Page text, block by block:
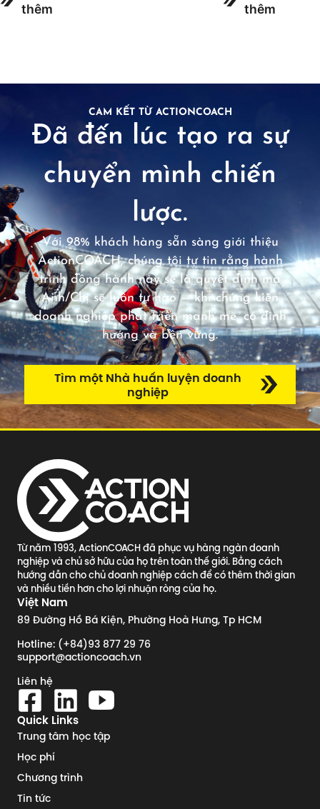
thêm
thêm
CAM KẾT TỪ ACTIONCOACH
Đã đến lúc tạo ra sự
chuyển mình chiến
lược.
Với 98% khách hàng sẵn sàng giới thiệu
ActionCOACH, chúng tôi tự tin rằng hành
trình đồng hành này sẽ là quyết định mà
Anh/Chị sẽ luôn tự hào — khi chứng kiến
doanh nghiệp phát triển mạnh mẽ, có định
hướng và bền vững.
Tìm một Nhà huấn luyện doanh
nghiệp
Từ năm 1993, ActionCOACH đã phục vụ hàng ngàn doanh
nghiệp và chủ sở hữu của họ trên toàn thế giới. Bằng cách
hướng dẫn cho chủ doanh nghiệp cách để có thêm thời gian
và nhiều tiền hơn cho lợi nhuận ròng của họ.
Việt Nam
89 Đường Hồ Bá Kiện, Phường Hoà Hưng, Tp HCM
Hotline: (+84)93 877 29 76
support@actioncoach.vn
Liên hệ
Quick Links
Trung tâm học tập
Học phí
Chương trình
Tin tức